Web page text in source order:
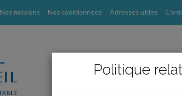
Nos missions Nos coordonnées Adresses utiles
Politique